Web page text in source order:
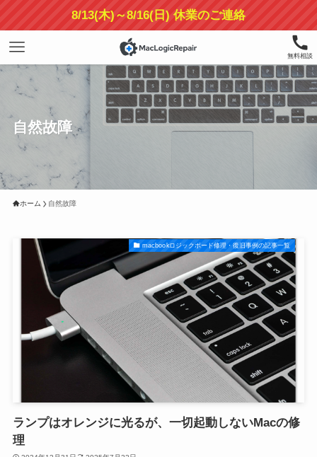
8/13(木)～8/16(日) 休業のご連絡
無料相談
自然故障
ホーム 自然故障
macbookロジックボード修理・復旧事例の記事一覧
ランプはオレンジに光るが、一切起動しないMacの修
理